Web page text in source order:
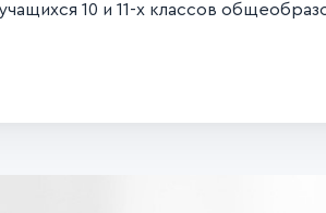
10 и 11-х классов